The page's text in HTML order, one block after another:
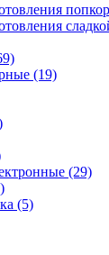
(19)
(29)
(5)